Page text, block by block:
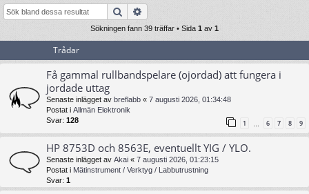
ar Sök
Sökningen fann 39 träffar • Sida 1 av 1
Trådar
Få gammal rullbandspelare (ojordad) att fungera i
jordade uttag
Senaste inlägget av breflabb « 7 augusti 2026, 01:34:48
Postat i Allmän Elektronik
Svar: 128 1 … 6 7 8 9
HP 8753D och 8563E, eventuellt YIG / YLO.
Senaste inlägget av Akai « 7 augusti 2026, 01:23:15
Postat i Mätinstrument / Verktyg / Labbutrustning
Svar: 1